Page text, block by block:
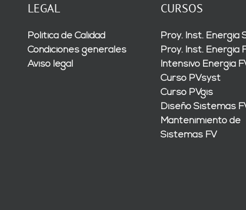
LEGAL
Política de Calidad
Condiciones generales
Aviso legal
CURSOS
Proy. Inst. Energía
Proy. Inst. Energía
Intensivo Energía
Curso PVsyst
Curso PVgis
Diseño Sistemas
Mantenimiento de
Sistemas FV